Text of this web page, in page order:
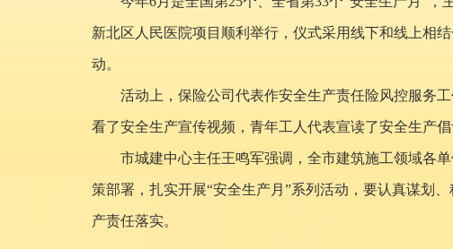
新北区人民医院项目顺利举行，仪式采用线下和线上相
动。
活动上，保险公司代表作安全生产责任险风控服务
看了安全生产宣传视频，青年工人代表宣读了安全生产倡
市城建中心主任王鸣军强调，全市建筑施工领域各
策部署，扎实开展“安全生产月”系列活动，要认真谋划
产责任落实。